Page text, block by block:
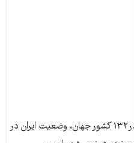
با اعلام «شاخص پیشرفت اجتماعی» در۱۳۲ کشور جهان، وضعیت ایران در